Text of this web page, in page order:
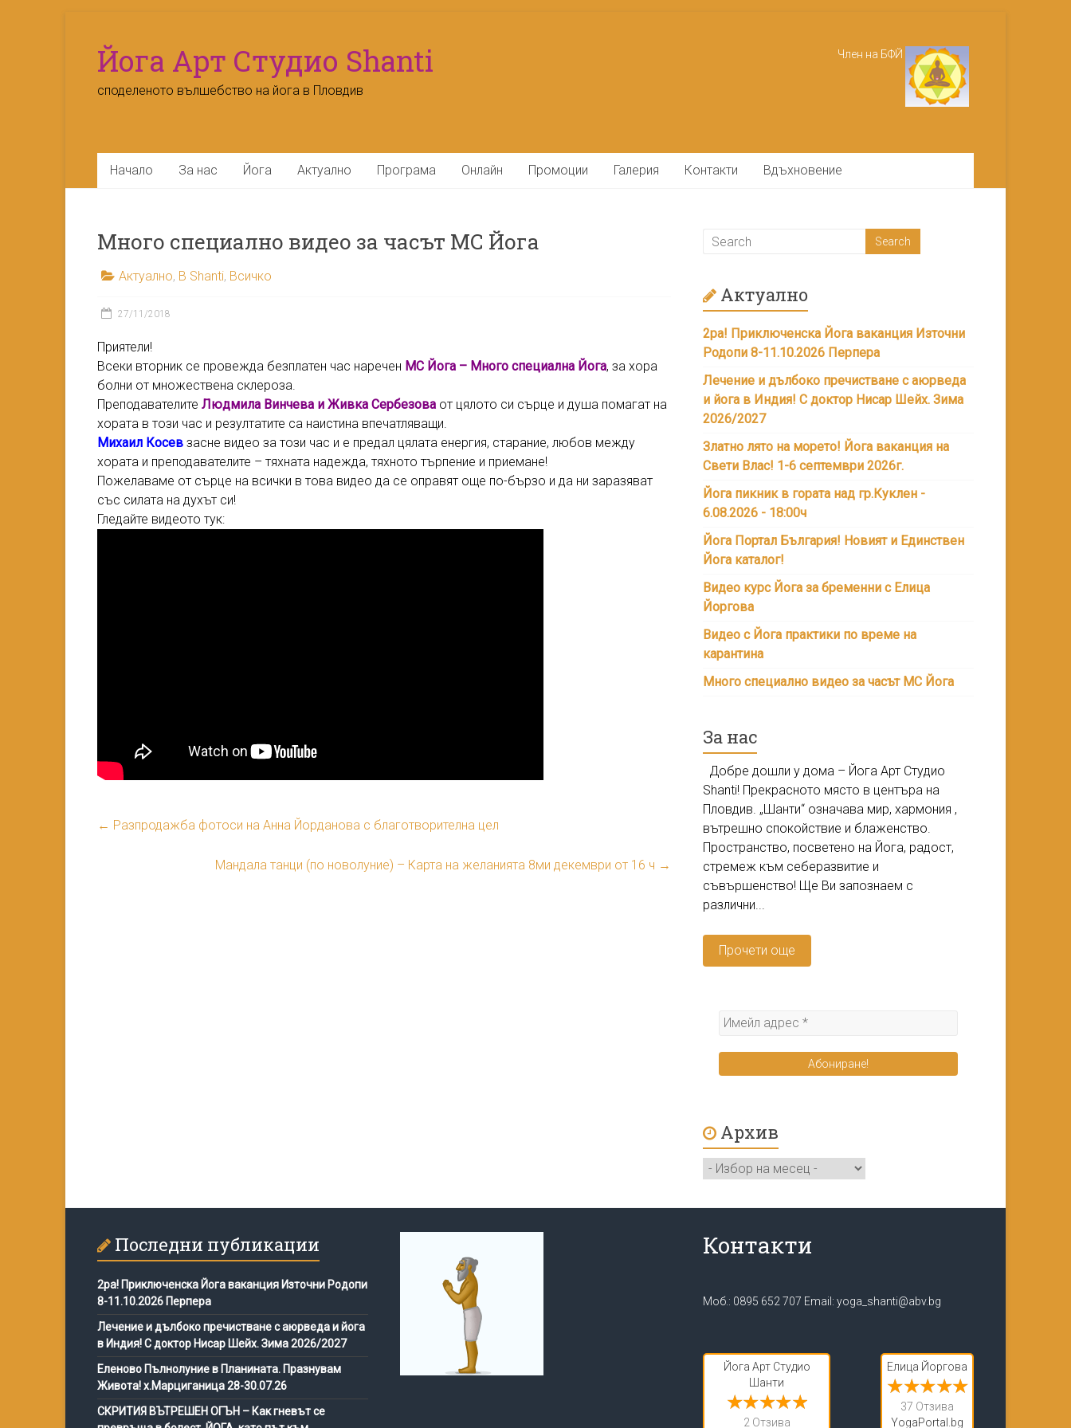
contentЙога Арт Студио Shanti
споделеното вълшебство на йога в Пловдив
Член на БФЙ
Начало За нас Йога Актуално Програма Онлайн Промоции Галерия Контакти Вдъхновение
Много специално видео за часът МС Йога
Актуално, В Shanti, Всичко
27/11/2018
Приятели!
Всеки вторник се провежда безплатен час наречен МС Йога – Много специална Йога, за хора
болни от множествена склероза.
Преподавателите Людмила Винчева и Живка Сербезова от цялото си сърце и душа помагат на
хората в този час и резултатите са наистина впечатляващи.
Михаил Косев засне видео за този час и е предал цялата енергия, старание, любов между
хората и преподавателите – тяхната надежда, тяхното търпение и приемане!
Пожелаваме от сърце на всички в това видео да се оправят още по-бързо и да ни заразяват
със силата на духът си!
Гледайте видеото тук:
← Разпродажба фотоси на Анна Йорданова с благотворителна цел
Мандала танци (по новолуние) – Карта на желанията 8ми декември от 16 ч →
Актуално
2ра! Приключенска Йога ваканция Източни
Родопи 8-11.10.2026 Перпера
Лечение и дълбоко пречистване с аюрведа
и йога в Индия! С доктор Нисар Шейх. Зима
2026/2027
Златно лято на морето! Йога ваканция на
Свети Влас! 1-6 септември 2026г.
Йога пикник в гората над гр.Куклен -
6.08.2026 - 18:00ч
Йога Портал България! Новият и Единствен
Йога каталог!
Видео курс Йога за бременни с Елица
Йоргова
Видео с Йога практики по време на
карантина
Много специално видео за часът МС Йога
За нас
Добре дошли у дома – Йога Арт Студио
Shanti! Прекрасното място в центъра на
Пловдив. „Шанти“ означава мир, хармония ,
вътрешно спокойствие и блаженство.
Пространство, посветено на Йога, радост,
стремеж към себеразвитие и
съвършенство! Ще Ви запознаем с
различни...
Прочети още
Архив
Архив
Последни публикации
2ра! Приключенска Йога ваканция Източни Родопи
8-11.10.2026 Перпера
Лечение и дълбоко пречистване с аюрведа и йога
в Индия! С доктор Нисар Шейх. Зима 2026/2027
Еленово Пълнолуние в Планината. Празнувам
Живота! х.Марциганица 28-30.07.26
СКРИТИЯ ВЪТРЕШЕН ОГЪН – Как гневът се
Контакти
Моб.: 0895 652 707 Email:yoga_shanti@abv.bg
Йога Арт Студио
Шанти
2 Отзива
Елица Йоргова
37 Отзива
YogaPortal.bg